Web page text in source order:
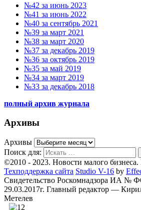
№42 за июнь 2023
№41 за июнь 2022
№40 за сентябрь 2021
№39 за март 2021
№38 за март 2020
№37 за декабрь 2019
№36 за октябрь 2019
№35 за май 2019
№34 за март 2019
№33 за декабрь 2018
полный архив журнала
Архивы
Архивы
Поиск для:
©2010 - 2023. Новости малого
Техподдержка сайта Studio V-16 by
Свидетельство Роскомнадзора ИА №
29.03.2017г.